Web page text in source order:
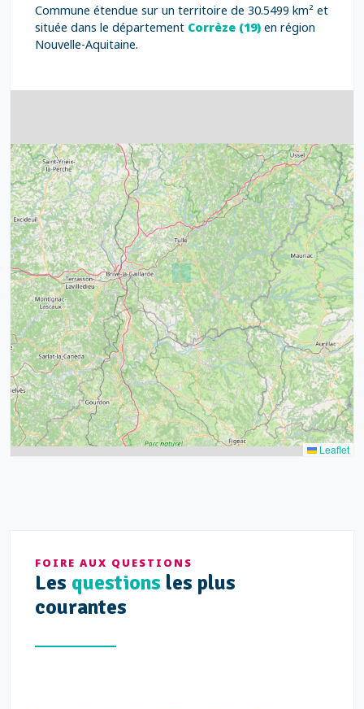
Commune étendue sur un territoire de 30.5499 km² et
située dans le département Corrèze (19) en région
Nouvelle-Aquitaine.
4
15
21
14
32
39
52 68
43
Leaflet
FOIRE AUX QUESTIONS
Les questions les plus
courantes